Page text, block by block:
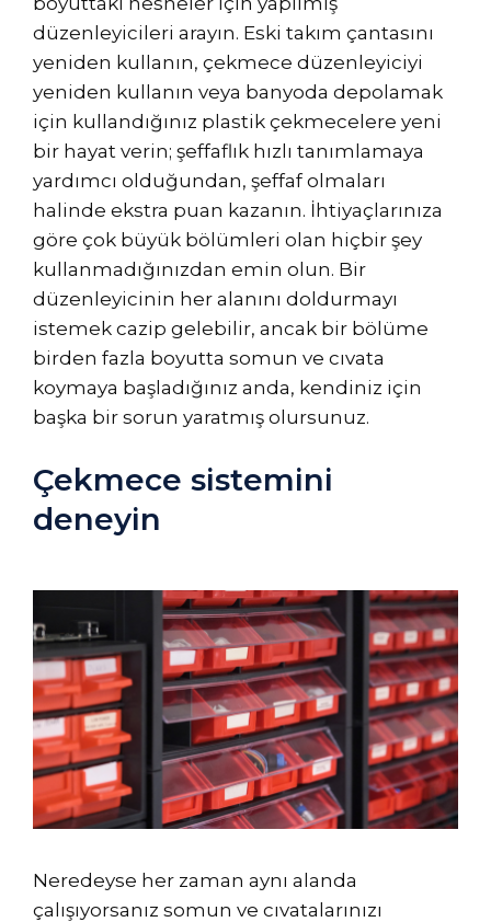
düzenleyicileri arayın. Eski takım çantasını
yeniden kullanın, çekmece düzenleyiciyi
yeniden kullanın veya banyoda depolamak
için kullandığınız plastik çekmecelere yeni
bir hayat verin; şeffaflık hızlı tanımlamaya
yardımcı olduğundan, şeffaf olmaları
halinde ekstra puan kazanın. İhtiyaçlarınıza
göre çok büyük bölümleri olan hiçbir şey
kullanmadığınızdan emin olun. Bir
düzenleyicinin her alanını doldurmayı
istemek cazip gelebilir, ancak bir bölüme
birden fazla boyutta somun ve cıvata
koymaya başladığınız anda, kendiniz için
başka bir sorun yaratmış olursunuz.
Çekmece sistemini
deneyin
Neredeyse her zaman aynı alanda
çalışıyorsanız somun ve cıvatalarınızı